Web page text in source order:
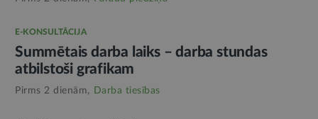
E-KONSULTĀCIJA
Summētais darba laiks – darba stundas
atbilstoši grafikam
Pirms 2 dienām, Darba tiesības